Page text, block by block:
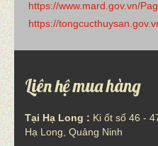
https://www.mard.gov.vn/
https://
Liên hệ mua hàng
Tại Hạ Long : Ki ốt số 46 -
Hạ Long, Quảng Ninh